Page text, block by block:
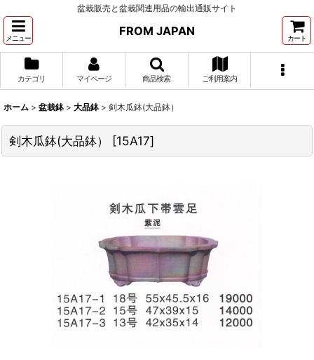
盆栽販売と盆栽関連用品の輸出通販サイト
メニュー
FROM JAPAN
カート
カテゴリ マイページ 商品検索 ご利用案内
ホーム > 盆栽鉢 > 大品鉢 > 剣木瓜鉢(大品鉢）
剣木瓜鉢(大品鉢） [15A17]